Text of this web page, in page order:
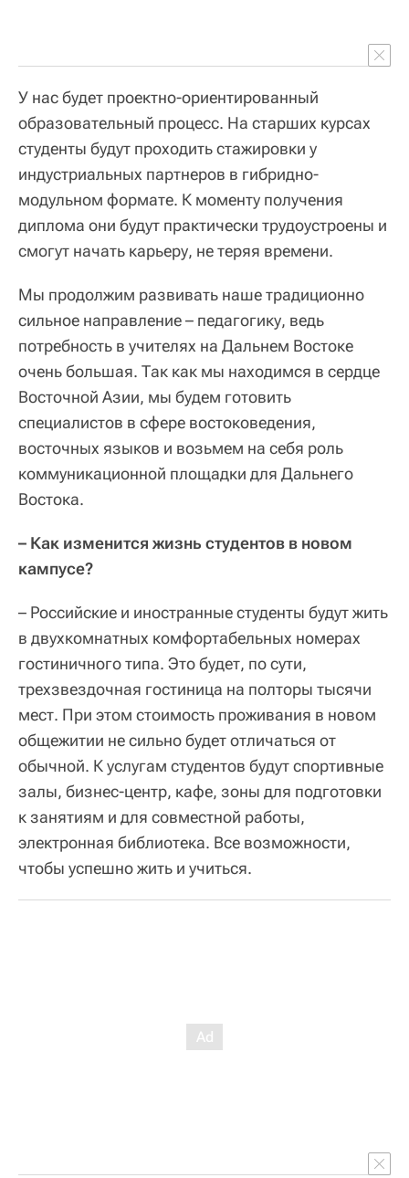
У нас будет проектно-ориентированный
образовательный процесс. На старших курсах
студенты будут проходить стажировки у
индустриальных партнеров в гибридно-
модульном формате. К моменту получения
диплома они будут практически трудоустроены и
смогут начать карьеру, не теряя времени.
Мы продолжим развивать наше традиционно
сильное направление – педагогику, ведь
потребность в учителях на Дальнем Востоке
очень большая. Так как мы находимся в сердце
Восточной Азии, мы будем готовить
специалистов в сфере востоковедения,
восточных языков и возьмем на себя роль
коммуникационной площадки для Дальнего
Востока.
– Как изменится жизнь студентов в новом
кампусе?
– Российские и иностранные студенты будут жить
в двухкомнатных комфортабельных номерах
гостиничного типа. Это будет, по сути,
трехзвездочная гостиница на полторы тысячи
мест. При этом стоимость проживания в новом
общежитии не сильно будет отличаться от
обычной. К услугам студентов будут спортивные
залы, бизнес-центр, кафе, зоны для подготовки
к занятиям и для совместной работы,
электронная библиотека. Все возможности,
чтобы успешно жить и учиться.